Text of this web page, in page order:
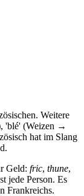
Weitere
'blé' (Weizen →
hat im Slang
Geld: fric, thune,
jede Person. Es
Frankreichs.